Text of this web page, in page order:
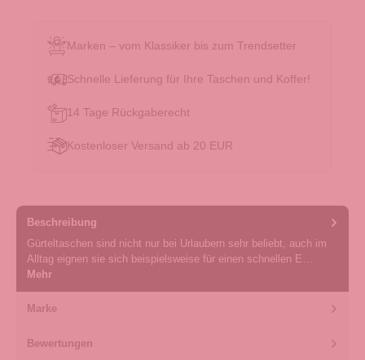
Marken – vom Klassiker bis zum Trendsetter
Schnelle Lieferung für Ihre Taschen und Koffer!
14 Tage Rückgaberecht
Kostenloser Versand ab 20 EUR
Beschreibung
Gürteltaschen sind nicht nur bei Urlaubern sehr beliebt, auch im
Alltag eignen sie sich beispielsweise für einen schnellen E…
Mehr
Marke
Bewertungen